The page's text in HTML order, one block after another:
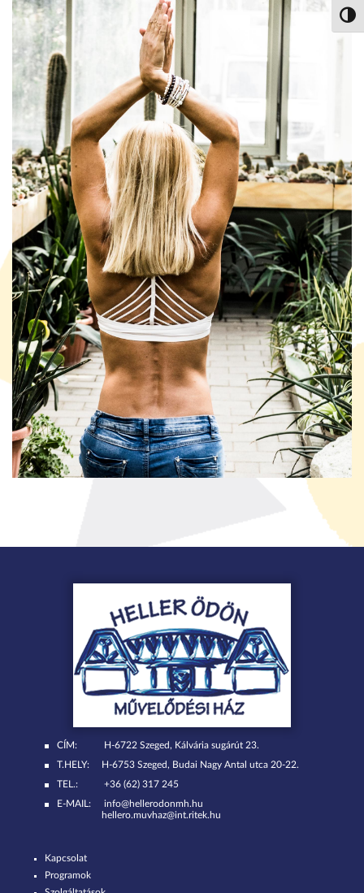
CÍM:
H-6722 Szeged, Kálvária sugárút 23.
T.HELY:
H-6753 Szeged, Budai Nagy Antal utca 20-22.
TEL.:
+36 (62) 317 245
E-MAIL:
info@hellerodonmh.hu
hellero.muvhaz@int.ritek.hu
Kapcsolat
Programok